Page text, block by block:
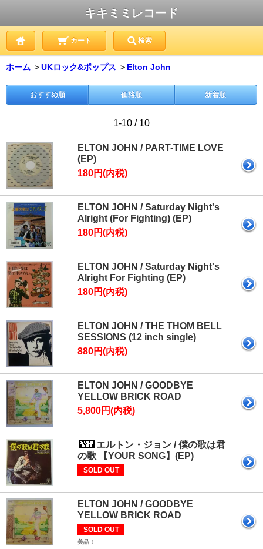
キキミミレコード
カート 検索
ホーム ＞UKロック&ポップス ＞ Elton John
おすすめ順 価格順 新着順
1-10 / 10
ELTON JOHN / PART-TIME LOVE
(EP)
180円(内税)
ELTON JOHN / Saturday Night's
Alright (For Fighting) (EP)
180円(内税)
ELTON JOHN / Saturday Night's
Alright For Fighting (EP)
180円(内税)
ELTON JOHN / THE THOM BELL
SESSIONS (12 inch single)
880円(内税)
ELTON JOHN / GOODBYE
YELLOW BRICK ROAD
5,800円(内税)
エルトン・ジョン / 僕の歌は君
の歌 【YOUR SONG】(EP)
SOLD OUT
ELTON JOHN / GOODBYE
YELLOW BRICK ROAD
SOLD OUT
美品！